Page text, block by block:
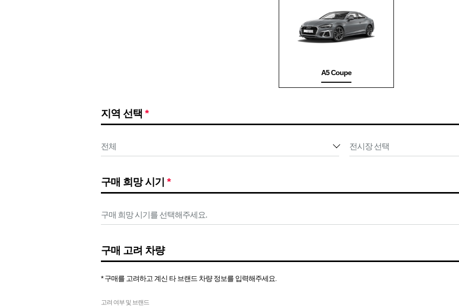
A5 Coupe
지역 선택 *
구매 희망 시기 *
구매 고려 차량
* 구매를 고려하고 계신 타 브랜드 차량 정보를 입력해주세요.
고려 여부 및 브랜드